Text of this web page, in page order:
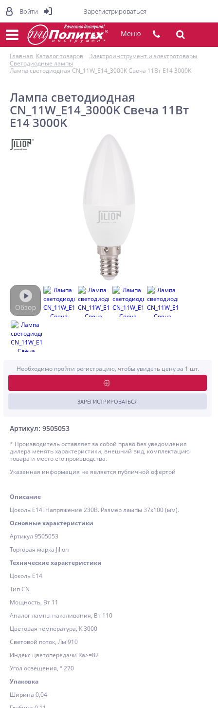
Меню
Главная Каталог товаров
Электроинструмент и электротовары
Светодиодные лампы
Лампа светодиодная CN_11W_E14_3000K Свеча 11Вт E14 3000K
Лампа светодиодная
CN_11W_E14_3000K Свеча 11Вт
E14 3000K
Артикул: 9505053
Необходимо пройти регистрацию, чтобы увидеть цену за 1 шт.
ЗАРЕГИСТРИРОВАТЬСЯ
* Производитель оставляет за собой право без уведомления
дилера менять характеристики, внешний вид, комплектацию
товара и место его производства.
Указанная информация не является публичной офертой
Описание
Цоколь E14. Напряжение 230В. Размер лампы 37х100 (мм).
Основные характеристики
Артикул 9505053
Торговая марка Jilion
Технические характеристики
Цоколь E14
Тип CN
Мощность, Вт 11
Аналог лампы накаливания, Вт 110
Цветовая температура, К 3000
Световой поток, Лм 910
Индекс цветопередачи Ra>=82
Угол освещения, ° 270
Упаковка
Ширина 0,04
Войти Зарегистрироваться